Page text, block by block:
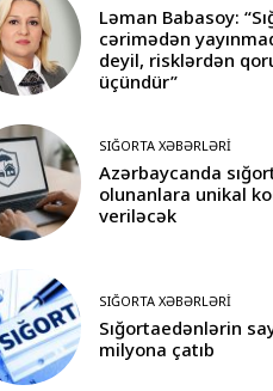
Ləman Babasoy:
cərimədən
deyil, risklərdən
üçündür”
SIĞORTA XƏBƏRLƏRI
Azərbaycanda
olunanlara unikal
veriləcək
SIĞORTA XƏBƏRLƏRI
Sığortaedənlərin
milyona çatıb